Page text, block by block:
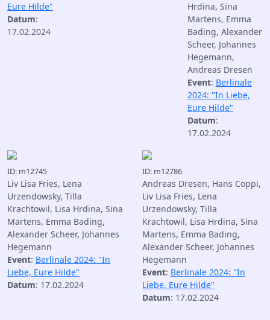
Eure Hilde"
Datum:
17.02.2024
Hrdina, Sina
Martens, Emma
Bading, Alexander
Scheer, Johannes
Hegemann,
Andreas Dresen
Event: Berlinale
2024: "In Liebe,
Eure Hilde"
Datum:
17.02.2024
ID: m12745
Liv Lisa Fries, Lena
Urzendowsky, Tilla
Krachtowil, Lisa Hrdina, Sina
Martens, Emma Bading,
Alexander Scheer, Johannes
Hegemann
Event: Berlinale 2024: "In
Liebe, Eure Hilde"
Datum: 17.02.2024
ID: m12786
Andreas Dresen, Hans Coppi,
Liv Lisa Fries, Lena
Urzendowsky, Tilla
Krachtowil, Lisa Hrdina, Sina
Martens, Emma Bading,
Alexander Scheer, Johannes
Hegemann
Event: Berlinale 2024: "In
Liebe, Eure Hilde"
Datum: 17.02.2024